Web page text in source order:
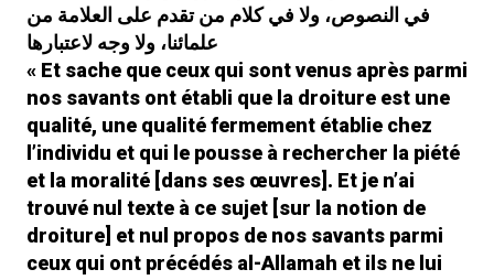
في النصوص، ولا في كلام من تقدم على العلامة من
علمائنا، ولا وجه لاعتبارها
« Et sache que ceux qui sont venus après parmi
nos savants ont établi que la droiture est une
qualité, une qualité fermement établie chez
l’individu et qui le pousse à rechercher la piété
et la moralité [dans ses œuvres]. Et je n’ai
trouvé nul texte à ce sujet [sur la notion de
droiture] et nul propos de nos savants parmi
ceux qui ont précédés al-Allamah et ils ne lui